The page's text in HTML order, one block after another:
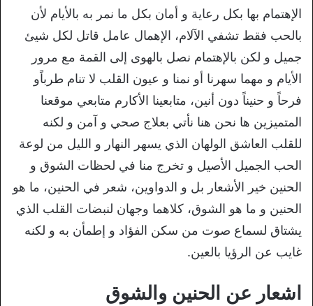
الإهتمام بها بكل رعاية و أمان بكل ما نمر به بالأيام لأن
بالحب فقط تشفي الآلام، الإهمال عامل قاتل لكل شيئ
جميل و لكن بالإهتمام نصل بالهوى إلى القمة مع مرور
الأيام و مهما سهرنا أو نمنا و عيون القلب لا تنام طرباًو
فرحاً و حنيناً دون أنين، متابعينا الأكارم متابعي موقعنا
المتميزين ها نحن هنا نأتي بعلاج صحي و آمن و لكنه
للقلب العاشق الولهان الذي يسهر النهار و الليل من لوعة
الحب الجميل الأصيل و تخرج منا في لحظات الشوق و
الحنين خير الأشعار بل و الدواوين، شعر في الحنين، ما هو
الحنين و ما هو الشوق، كلاهما وجهان لنبضات القلب الذي
يشتاق لسماع صوت من سكن الفؤاد و إطمأن به و لكنه
غايب عن الرؤيا بالعين.
اشعار عن الحنين والشوق